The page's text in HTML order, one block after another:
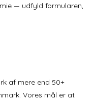
— udfyld formularen,
af mere end 50+
Vores mål er at